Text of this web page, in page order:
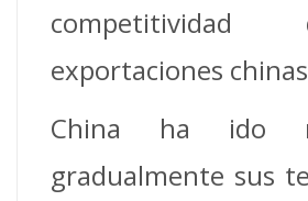
exportaciones
China ha ido
gradualmente sus